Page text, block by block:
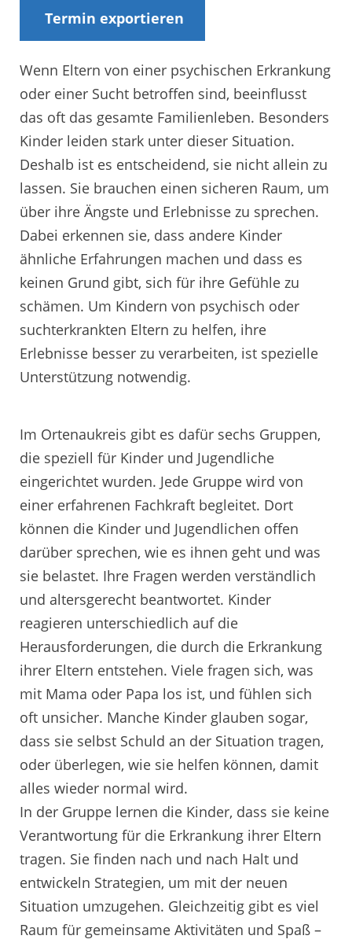
Termin exportieren
Wenn Eltern von einer psychischen Erkrankung
oder einer Sucht betroffen sind, beeinflusst
das oft das gesamte Familienleben. Besonders
Kinder leiden stark unter dieser Situation.
Deshalb ist es entscheidend, sie nicht allein zu
lassen. Sie brauchen einen sicheren Raum, um
über ihre Ängste und Erlebnisse zu sprechen.
Dabei erkennen sie, dass andere Kinder
ähnliche Erfahrungen machen und dass es
keinen Grund gibt, sich für ihre Gefühle zu
schämen. Um Kindern von psychisch oder
suchterkrankten Eltern zu helfen, ihre
Erlebnisse besser zu verarbeiten, ist spezielle
Unterstützung notwendig.
Im Ortenaukreis gibt es dafür sechs Gruppen,
die speziell für Kinder und Jugendliche
eingerichtet wurden. Jede Gruppe wird von
einer erfahrenen Fachkraft begleitet. Dort
können die Kinder und Jugendlichen offen
darüber sprechen, wie es ihnen geht und was
sie belastet. Ihre Fragen werden verständlich
und altersgerecht beantwortet. Kinder
reagieren unterschiedlich auf die
Herausforderungen, die durch die Erkrankung
ihrer Eltern entstehen. Viele fragen sich, was
mit Mama oder Papa los ist, und fühlen sich
oft unsicher. Manche Kinder glauben sogar,
dass sie selbst Schuld an der Situation tragen,
oder überlegen, wie sie helfen können, damit
alles wieder normal wird.
In der Gruppe lernen die Kinder, dass sie keine
Verantwortung für die Erkrankung ihrer Eltern
tragen. Sie finden nach und nach Halt und
entwickeln Strategien, um mit der neuen
Situation umzugehen. Gleichzeitig gibt es viel
Raum für gemeinsame Aktivitäten und Spaß –